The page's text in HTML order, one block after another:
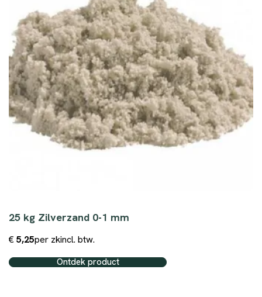
25 kg Zilverzand 0-1 mm
€5,25per zkincl. btw.
Ontdek product